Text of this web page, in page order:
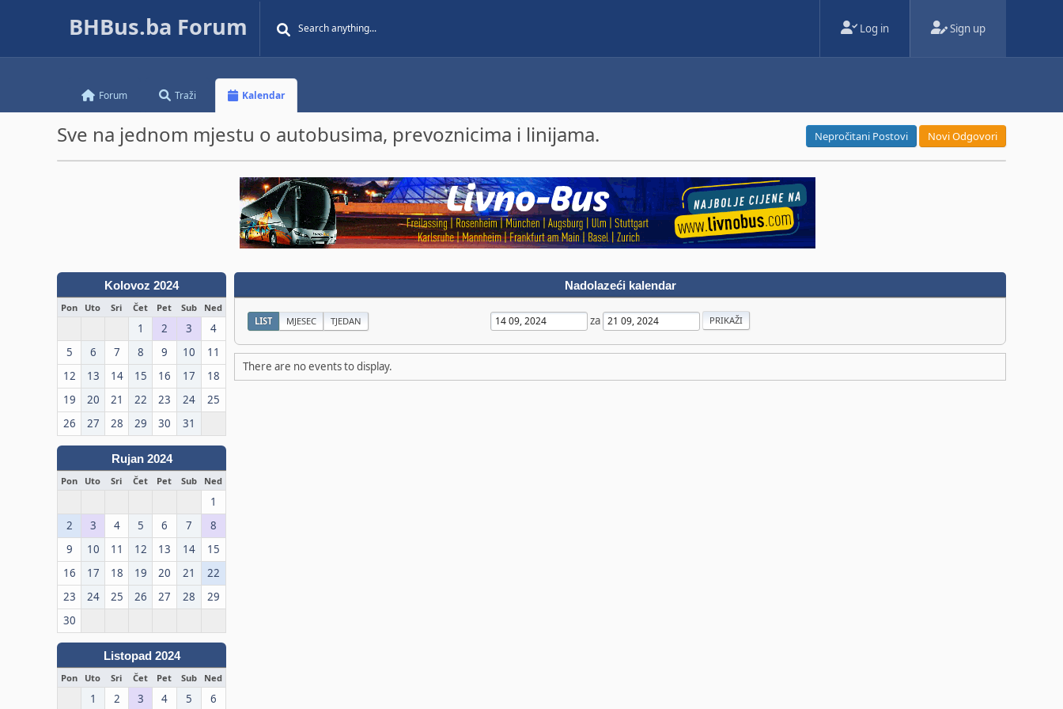
BHBus.ba Forum Log in Sign up
Forum Traži Kalendar
Sve na jednom mjestu o autobusima, prevoznicima i linijama. Nepročitani Postovi Novi Odgovori
Kolovoz 2024
Pon Uto Sri Čet Pet Sub Ned
1 2 3
4
5
6 7 8 9 10
11
12
13 14 15 16 17
18
19
20 21 22 23 24
25
26
27 28 29 30 31
Rujan 2024
Pon Uto Sri Čet Pet Sub Ned
1
2
3 4 5 6 7
8
9
10 11 12 13 14
15
16
17 18 19 20 21
22
23
24 25 26 27 28
29
30
Listopad 2024
Pon Uto Sri Čet Pet Sub Ned
1 2 3 4 5 6
Nadolazeći kalendar
LIST MJESEC TJEDAN za
There are no events to display.